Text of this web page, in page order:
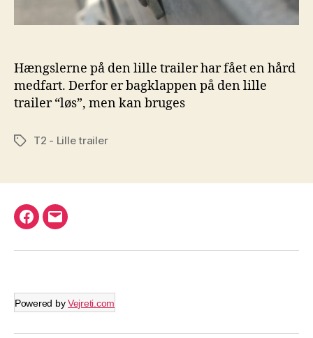
Hængslerne på den lille trailer har fået en hård
medfart. Derfor er bagklappen på den lille
trailer “løs”, men kan bruges
TagsT2 - Lille trailer
Facebook
E-
Powered byVejreti.com